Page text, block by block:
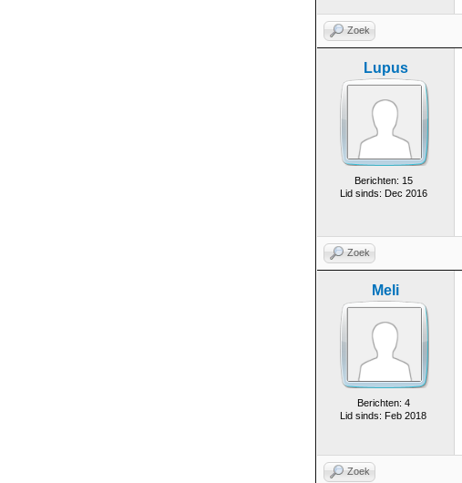
Zoek
Lupus
Berichten: 15
Lid sinds: Dec 2016
Zoek
Meli
Berichten: 4
Lid sinds: Feb 2018
Zoek